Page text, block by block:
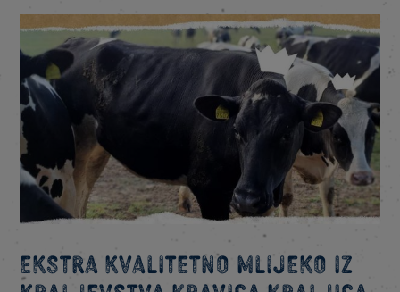
Ekstra kvalitetno mlijeko iz